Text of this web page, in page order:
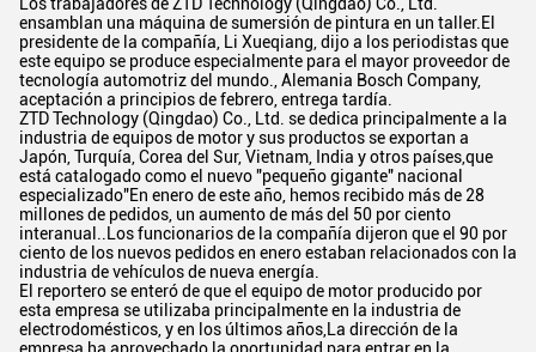
Los trabajadores de ZTD Technology (Qingdao) Co., Ltd.
ensamblan una máquina de sumersión de pintura en un taller.El
presidente de la compañía, Li Xueqiang, dijo a los periodistas que
este equipo se produce especialmente para el mayor proveedor de
tecnología automotriz del mundo., Alemania Bosch Company,
aceptación a principios de febrero, entrega tardía.
ZTD Technology (Qingdao) Co., Ltd. se dedica principalmente a la
industria de equipos de motor y sus productos se exportan a
Japón, Turquía, Corea del Sur, Vietnam, India y otros países,que
está catalogado como el nuevo "pequeño gigante" nacional
especializado"En enero de este año, hemos recibido más de 28
millones de pedidos, un aumento de más del 50 por ciento
interanual..Los funcionarios de la compañía dijeron que el 90 por
ciento de los nuevos pedidos en enero estaban relacionados con la
industria de vehículos de nueva energía.
El reportero se enteró de que el equipo de motor producido por
esta empresa se utilizaba principalmente en la industria de
electrodomésticos, y en los últimos años,La dirección de la